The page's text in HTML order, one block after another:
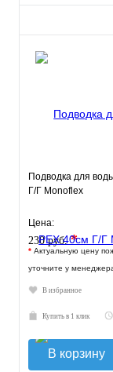
Подводка для
Г/Г Monoflex
Цена:
230 руб.*
* Актуальную цену
уточните у
В избранное
Купить в 1 клик